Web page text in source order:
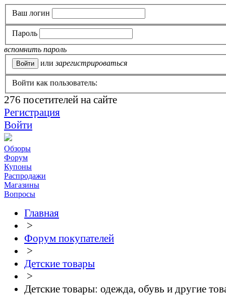
Ваш логин
Пароль
вспомнить пароль
или зарегистрироваться
Войти как пользователь:
276 посетителей на сайте
Регистрация
Войти
Обзоры
Форум
Купоны
Распродажи
Магазины
Вопросы
Главная
>
Форум покупателей
>
Детские товары
>
Детские товары: одежда, обувь и другие